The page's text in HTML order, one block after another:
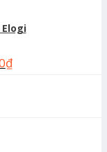
Elogi
₫